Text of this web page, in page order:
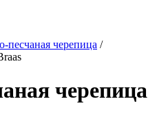
песчаная черепица /
черепица